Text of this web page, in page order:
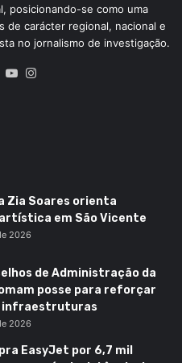
posicionando-se como uma
de carácter regional, nacional e
no jornalismo de investigação.
X YouTube
Zia Soares orienta
em São Vicente
2026
de Administração da
posse para reforçar
infraestruturas
2026
EasyJet por 6,7 mil